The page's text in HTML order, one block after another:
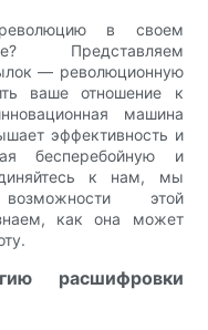
в своем
Представляем
— революционную
ваше отношение к
машина
эффективность и
бесперебойную и
к нам, мы
этой
как она может
расшифровки